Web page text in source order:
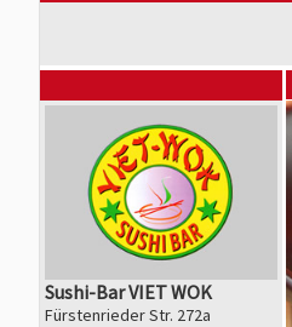
Sushi-Bar VIET WOK
Fürstenrieder Str. 272a